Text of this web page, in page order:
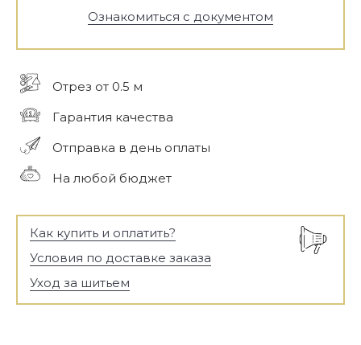
Ознакомиться с документом
Отрез от 0.5 м
Гарантия качества
Отправка в день оплаты
На любой бюджет
Как купить и оплатить?
Условия по доставке заказа
Уход за шитьем